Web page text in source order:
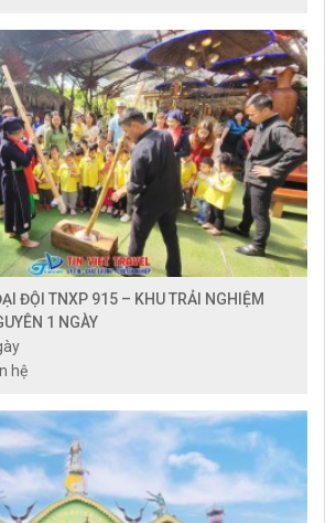
ĐỘI TNXP 915 – KHU TRẢI NGHIỆM
1 NGÀY
hệ